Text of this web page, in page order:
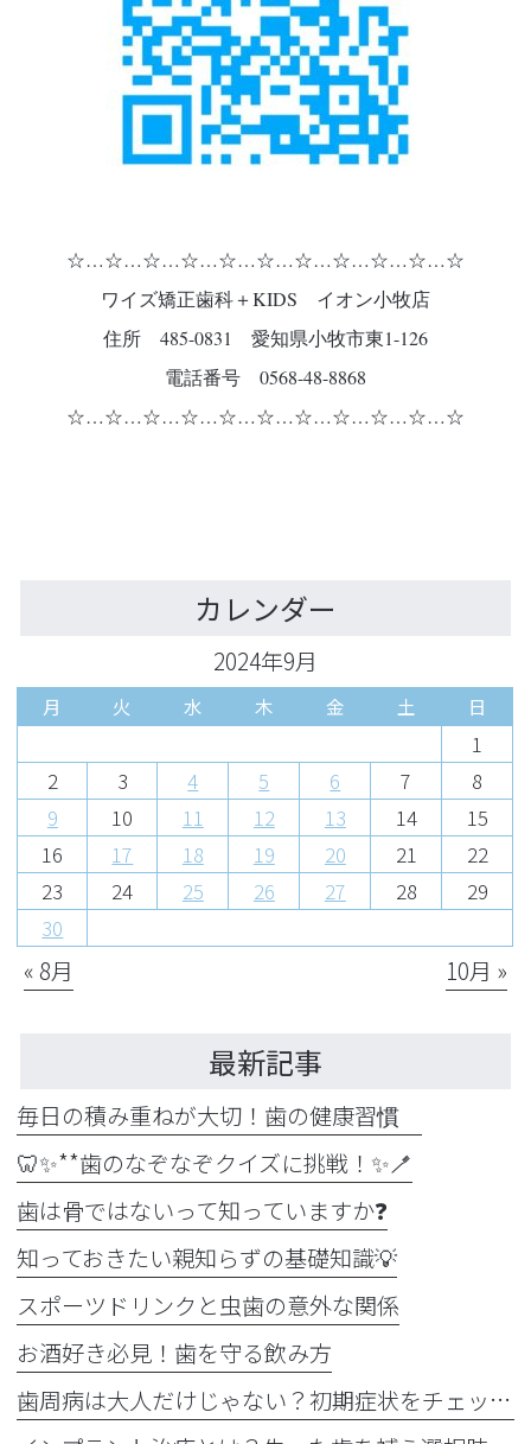
☆…☆…☆…☆…☆…☆…☆…☆…☆…☆…☆
ワイズ矯正歯科＋KIDS イオン小牧店
住所 485-0831 愛知県小牧市東1-126
電話番号 0568-48-8868
☆…☆…☆…☆…☆…☆…☆…☆…☆…☆…☆
カレンダー
2024年9月
月 火 水 木 金 土 日
1
2
3 4 5 6 7
8
9
10 11 12 13 14
15
16
17 18 19 20 21
22
23
24 25 26 27 28
29
30
« 8月 10月 »
最新記事
毎日の積み重ねが大切！歯の健康習慣
🦷✨**歯のなぞなぞクイズに挑戦！✨🪥
歯は骨ではないって知っていますか❓
知っておきたい親知らずの基礎知識💡
スポーツドリンクと虫歯の意外な関係
お酒好き必見！歯を守る飲み方
歯周病は大人だけじゃない？初期症状をチェック